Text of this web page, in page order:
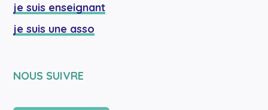
je suis enseignant
je suis une asso
NOUS SUIVRE